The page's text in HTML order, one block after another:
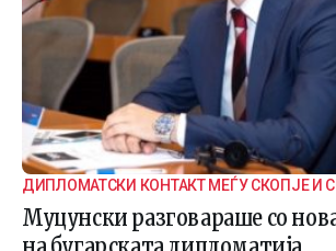
ДИПЛОМАТСКИ КОНТАКТ МЕЃУ СКОПЈЕ И
Муцунски разговараше со